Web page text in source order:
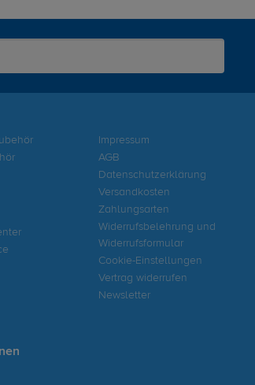
Impressum
AGB
Datenschutzerklärung
Versandkosten
Zahlungsarten
Widerrufsbelehrung und
Widerrufsformular
Cookie-Einstellungen
Vertrag widerrufen
Newsletter